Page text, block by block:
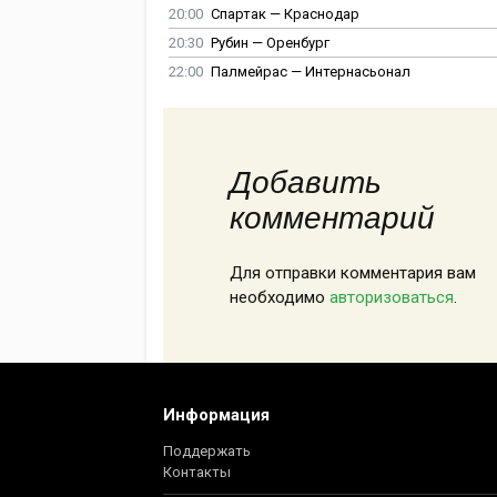
20:00 Спартак — Краснодар
20:30 Рубин — Оренбург
22:00 Палмейрас — Интернасьонал
Добавить
комментарий
Для отправки комментария вам
необходимо авторизоваться.
Информация
Поддержать
Контакты